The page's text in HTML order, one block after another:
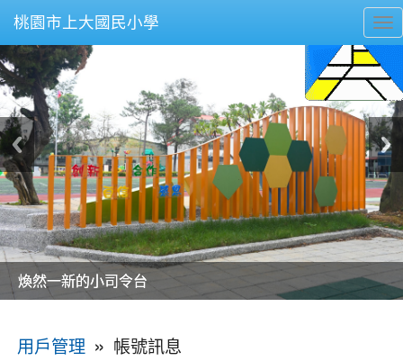
桃園市上大國民小學
美麗的操場是我們活力的來源
美麗的操場是我們活力的來源
煥然一新的小司令台
煥然一新的小司令台
富含桃園埤塘田園風光意象的中廊
富含桃園埤塘田園風光意象的中廊
嶄新的中庭廣場
嶄新的中庭廣場
水生池生生不息
水生池生生不息
用戶管理 » 帳號訊息